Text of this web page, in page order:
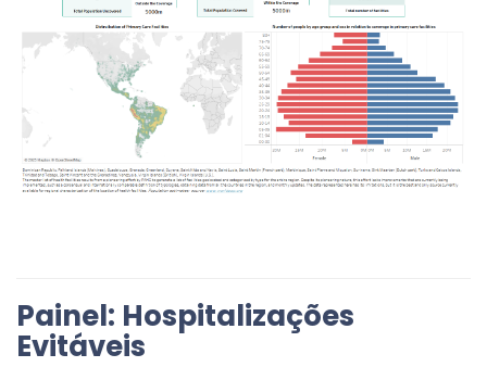
Painel: Hospitalizações
Evitáveis